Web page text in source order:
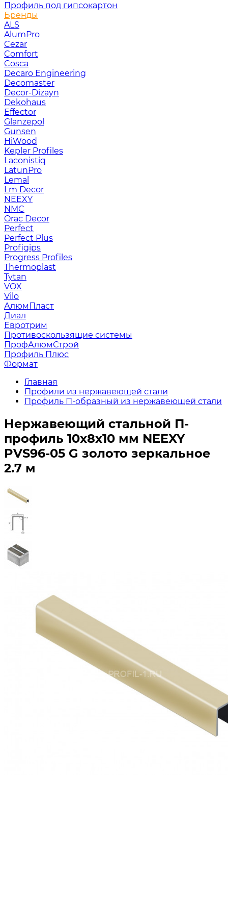
Профиль под гипсокартон
Бренды
ALS
AlumPro
Cezar
Comfort
Cosca
Decaro Engineering
Decomaster
Decor-Dizayn
Dekohaus
Effector
Glanzepol
Gunsen
HiWood
Kepler Profiles
Laconistiq
LatunPro
Lemal
Lm Decor
NEEXY
NMC
Orac Decor
Perfect
Perfect Plus
Profigips
Progress Profiles
Thermoplast
Tytan
VOX
Vilo
АлюмПласт
Диал
Евротрим
Противоскользящие системы
ПрофАлюмСтрой
Профиль Плюс
Формат
Главная
Профили из нержавеющей стали
Профиль П-образный из нержавеющей стали
Нержавеющий стальной П-
профиль 10х8х10 мм NEEXY
PVS96-05 G золото зеркальное
2.7 м